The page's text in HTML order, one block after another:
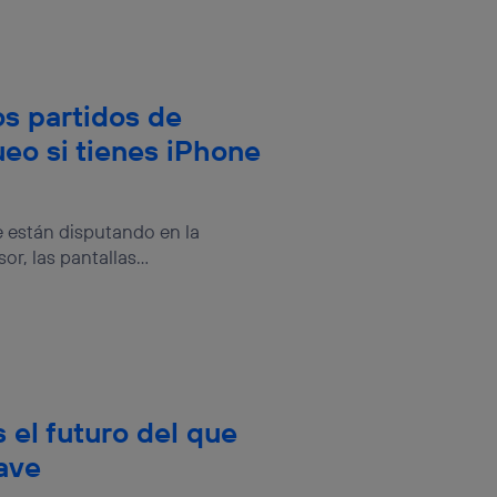
partidos de
si tienes iPhone
disputando en la
las pantallas...
el futuro del que
que
parte